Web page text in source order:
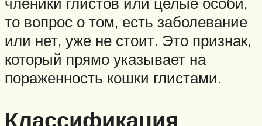
то вопрос о том, есть заболевание
или нет, уже не стоит. Это признак,
который прямо указывает на
пораженность кошки глистами.
Классификация